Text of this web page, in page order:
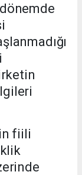
fiili